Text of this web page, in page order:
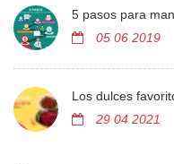
5 pasos para
05 06 2019
Los dulces
29 04 2021